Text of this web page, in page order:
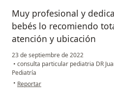
Muy profesional y
bebés lo recomiendo
atención y ubicación
23 de septiembre de 2022
• consulta particular pediatria DR
Pediatría
• en opinión del usuario Johandris
Reportar